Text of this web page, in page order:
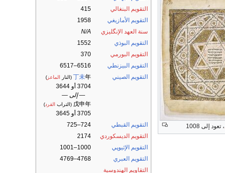
التقويم البنغالي
415
التقويم الأمازيغي
1958
سنة العهد الإنگليزي
N/A
التقويم البوذي
1552
التقويم البورمي
370
التقويم البيزنطي
6516–6517
التقويم الصيني
丁未年 (النار الماعز )
3704 أو 3644
— إلى —
戊申年 (التراب القرد)
3705 أو 3645
التقويم القبطي
724–725
التقويم الديسكوردي
2174
التقويم الإثيوپي
1000–1001
التقويم العبري
4768–4769
التقاويم الهندوسية
، تعود إلى 1008